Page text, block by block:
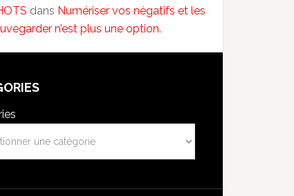
dans Numériser vos négatifs et les
n’est plus une option.